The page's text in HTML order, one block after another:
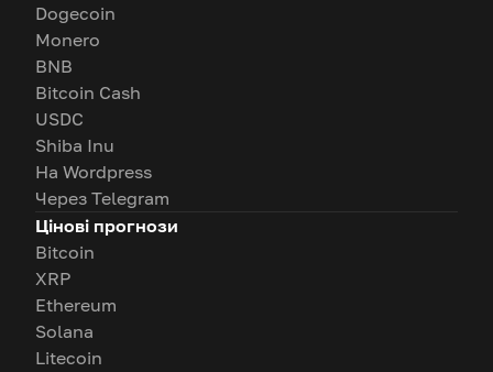
Dogecoin
Monero
BNB
Bitcoin Cash
USDC
Shiba Inu
На Wordpress
Через Telegram
Цінові прогнози
Bitcoin
XRP
Ethereum
Solana
Litecoin